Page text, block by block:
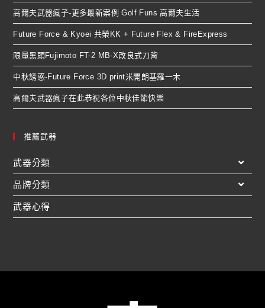
高爾夫武器瘋子-更多最新案例 Golf Funs 高爾夫生活
Future Force & Kyoei 共榮KK + Future Flex & FireExpress
限量黑頭Fujimoto FT-2 MB-X改良式刀背
中秋誘惑-Future Force 3D print米開朗基羅一木
高爾夫武器瘋子在此恭祝各位中秋佳節快樂
推薦武器
武器分類
品牌分類
武器心得